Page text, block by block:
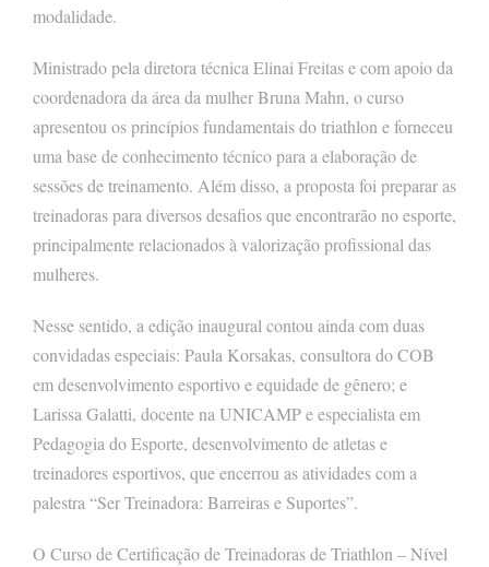
modalidade.
Ministrado pela diretora técnica Elinai Freitas e com apoio da
coordenadora da área da mulher Bruna Mahn, o curso
apresentou os princípios fundamentais do triathlon e forneceu
uma base de conhecimento técnico para a elaboração de
sessões de treinamento. Além disso, a proposta foi preparar as
treinadoras para diversos desafios que encontrarão no esporte,
principalmente relacionados à valorização profissional das
mulheres.
Nesse sentido, a edição inaugural contou ainda com duas
convidadas especiais: Paula Korsakas, consultora do COB
em desenvolvimento esportivo e equidade de gênero; e
Larissa Galatti, docente na UNICAMP e especialista em
Pedagogia do Esporte, desenvolvimento de atletas e
treinadores esportivos, que encerrou as atividades com a
palestra “Ser Treinadora: Barreiras e Suportes”.
O Curso de Certificação de Treinadoras de Triathlon – Nível